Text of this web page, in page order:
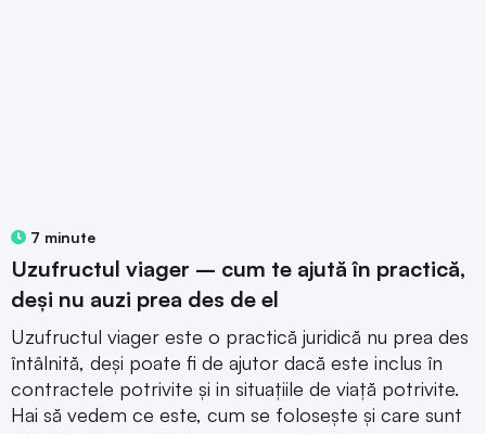
7 minute
Uzufructul viager – cum te ajută în practică,
deși nu auzi prea des de el
Uzufructul viager este o practică juridică nu prea des
întâlnită, deși poate fi de ajutor dacă este inclus în
contractele potrivite și in situațiile de viață potrivite.
Hai să vedem ce este, cum se folosește și care sunt